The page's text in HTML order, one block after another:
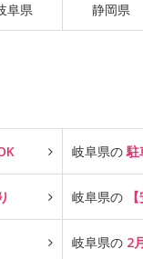
阜県 静岡県
岐阜県の駐
岐阜県の
岐阜県の 2